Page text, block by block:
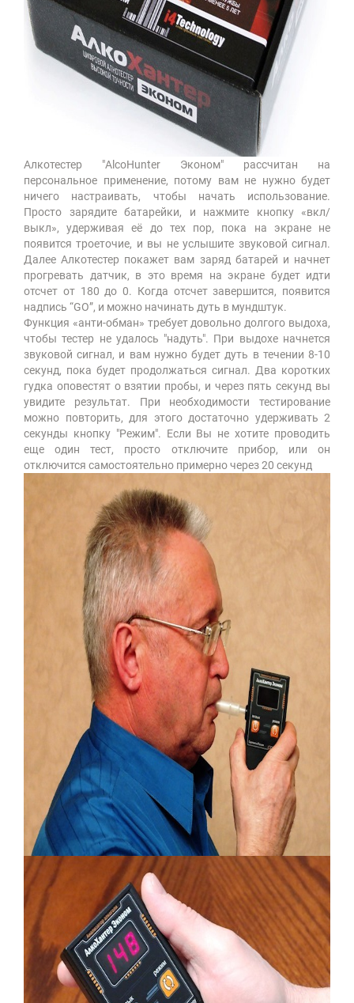
Алкотестер "AlcoHunter Эконом" рассчитан на
персональное применение, потому вам не нужно будет
ничего настраивать, чтобы начать использование.
Просто зарядите батарейки, и нажмите кнопку «вкл/
выкл», удерживая её до тех пор, пока на экране не
появится троеточие, и вы не услышите звуковой сигнал.
Далее Алкотестер покажет вам заряд батарей и начнет
прогревать датчик, в это время на экране будет идти
отсчет от 180 до 0. Когда отсчет завершится, появится
надпись “GO”, и можно начинать дуть в мундштук.
Функция «анти-обман» требует довольно долгого выдоха,
чтобы тестер не удалось "надуть". При выдохе начнется
звуковой сигнал, и вам нужно будет дуть в течении 8-10
секунд, пока будет продолжаться сигнал. Два коротких
гудка оповестят о взятии пробы, и через пять секунд вы
увидите результат. При необходимости тестирование
можно повторить, для этого достаточно удерживать 2
секунды кнопку "Режим". Если Вы не хотите проводить
еще один тест, просто отключите прибор, или он
отключится самостоятельно примерно через 20 секунд